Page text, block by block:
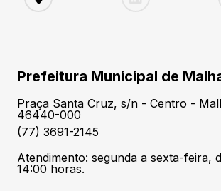
Prefeitura Municipal de
Praça Santa Cruz, s/n - Centro -
46440-000
(77) 3691-2145
Atendimento: segunda a sexta-feira,
14:00 horas.